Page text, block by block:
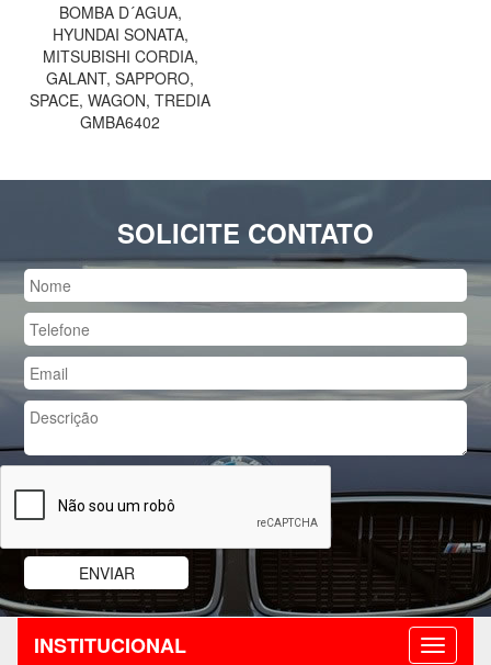
BOMBA D´AGUA,
HYUNDAI SONATA,
MITSUBISHI CORDIA,
GALANT, SAPPORO,
SPACE, WAGON, TREDIA
GMBA6402
SOLICITE CONTATO
INSTITUCIONAL